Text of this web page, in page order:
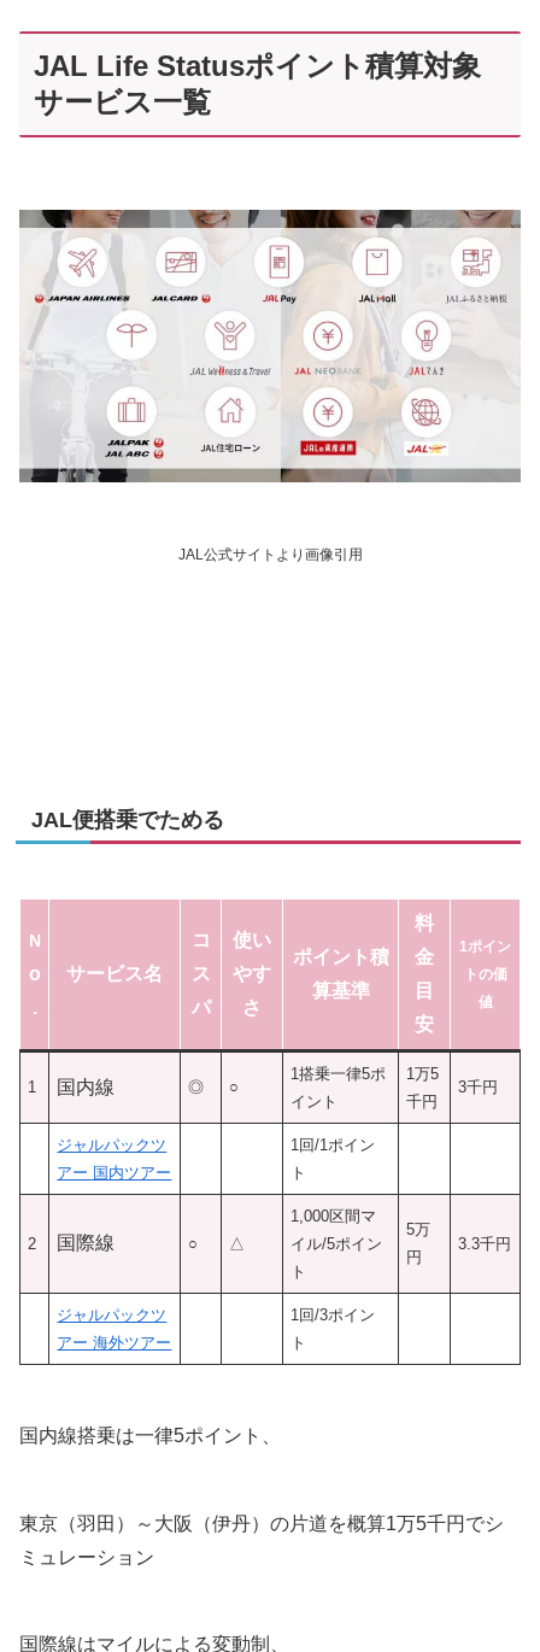
JAL Life Statusポイント積算対象
サービス一覧
JAL公式サイトより画像引用
JAL便搭乗でためる
N
o
.
サービス名
コ
ス
パ
使い
やす
さ
ポイント積
算基準
料
金
目
安
1ポイン
トの価
値
1 国内線 ◎ ○
1搭乗一律5ポ
イント
1万5
千円
3千円
ジャルパックツ
アー 国内ツアー
1回/1ポイン
ト
2 国際線 ○ △
1,000区間マ
イル/5ポイン
ト
5万
円
3.3千円
ジャルパックツ
アー 海外ツアー
1回/3ポイン
ト
国内線搭乗は一律5ポイント、
東京（羽田）～大阪（伊丹）の片道を概算1万5千円でシ
ミュレーション
国際線はマイルによる変動制、